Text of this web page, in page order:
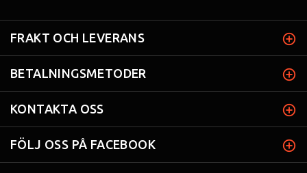
FRAKT OCH LEVERANS
BETALNINGSMETODER
KONTAKTA OSS
FÖLJ OSS PÅ FACEBOOK